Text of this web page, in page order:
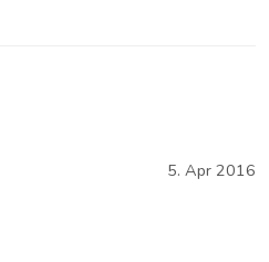
5. Apr 2016